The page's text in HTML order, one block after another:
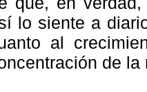
lo siente a
al
de la